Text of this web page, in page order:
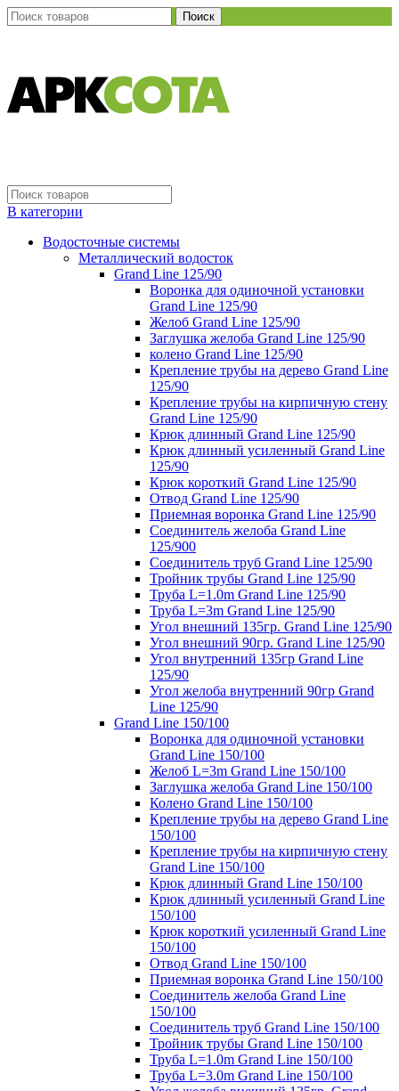
Поиск
В категории
Водосточные системы
Металлический водосток
Grand Line 125/90
Воронка для одиночной установки
Grand Line 125/90
Желоб Grand Line 125/90
Заглушка желоба Grand Line 125/90
колено Grand Line 125/90
Крепление трубы на дерево Grand Line
125/90
Крепление трубы на кирпичную стену
Grand Line 125/90
Крюк длинный Grand Line 125/90
Крюк длинный усиленный Grand Line
125/90
Крюк короткий Grand Line 125/90
Отвод Grand Line 125/90
Приемная воронка Grand Line 125/90
Соединитель желоба Grand Line
125/900
Соединитель труб Grand Line 125/90
Тройник трубы Grand Line 125/90
Труба L=1.0m Grand Line 125/90
Труба L=3m Grand Line 125/90
Угол внешний 135гр. Grand Line 125/90
Угол внешний 90гр. Grand Line 125/90
Угол внутренний 135гр Grand Line
125/90
Угол желоба внутренний 90гр Grand
Line 125/90
Grand Line 150/100
Воронка для одиночной установки
Grand Line 150/100
Желоб L=3m Grand Line 150/100
Заглушка желоба Grand Line 150/100
Колено Grand Line 150/100
Крепление трубы на дерево Grand Line
150/100
Крепление трубы на кирпичную стену
Grand Line 150/100
Крюк длинный Grand Line 150/100
Крюк длинный усиленный Grand Line
150/100
Крюк короткий усиленный Grand Line
150/100
Отвод Grand Line 150/100
Приемная воронка Grand Line 150/100
Соединитель желоба Grand Line
150/100
Соединитель труб Grand Line 150/100
Тройник трубы Grand Line 150/100
Труба L=1.0m Grand Line 150/100
Труба L=3.0m Grand Line 150/100